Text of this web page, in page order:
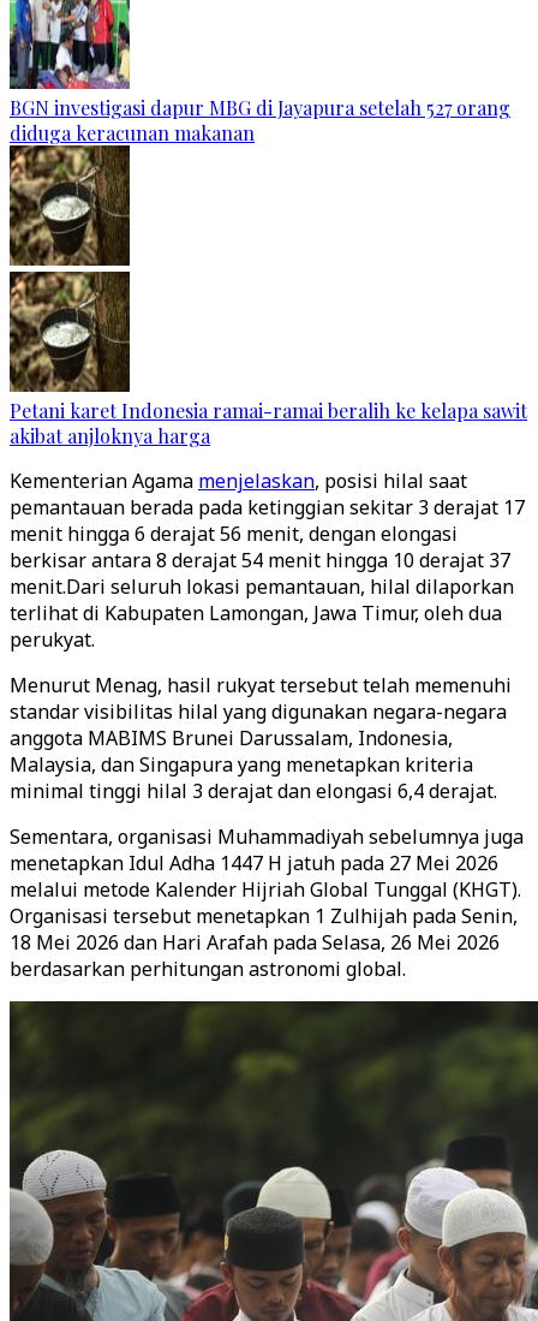
BGN investigasi dapur MBG di Jayapura setelah 527 orang
diduga keracunan makanan
Petani karet Indonesia ramai-ramai beralih ke kelapa sawit
akibat anjloknya harga
Kementerian Agama menjelaskan, posisi hilal saat
pemantauan berada pada ketinggian sekitar 3 derajat 17
menit hingga 6 derajat 56 menit, dengan elongasi
berkisar antara 8 derajat 54 menit hingga 10 derajat 37
menit.Dari seluruh lokasi pemantauan, hilal dilaporkan
terlihat di Kabupaten Lamongan, Jawa Timur, oleh dua
perukyat.
Menurut Menag, hasil rukyat tersebut telah memenuhi
standar visibilitas hilal yang digunakan negara-negara
anggota MABIMS Brunei Darussalam, Indonesia,
Malaysia, dan Singapura yang menetapkan kriteria
minimal tinggi hilal 3 derajat dan elongasi 6,4 derajat.
Sementara, organisasi Muhammadiyah sebelumnya juga
menetapkan Idul Adha 1447 H jatuh pada 27 Mei 2026
melalui metode Kalender Hijriah Global Tunggal (KHGT).
Organisasi tersebut menetapkan 1 Zulhijah pada Senin,
18 Mei 2026 dan Hari Arafah pada Selasa, 26 Mei 2026
berdasarkan perhitungan astronomi global.